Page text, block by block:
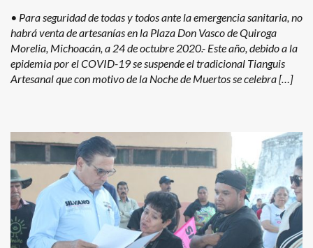
• Para seguridad de todas y todos ante la emergencia sanitaria, no
habrá venta de artesanías en la Plaza Don Vasco de Quiroga
Morelia, Michoacán, a 24 de octubre 2020.- Este año, debido a la
epidemia por el COVID-19 se suspende el tradicional Tianguis
Artesanal que con motivo de la Noche de Muertos se celebra […]